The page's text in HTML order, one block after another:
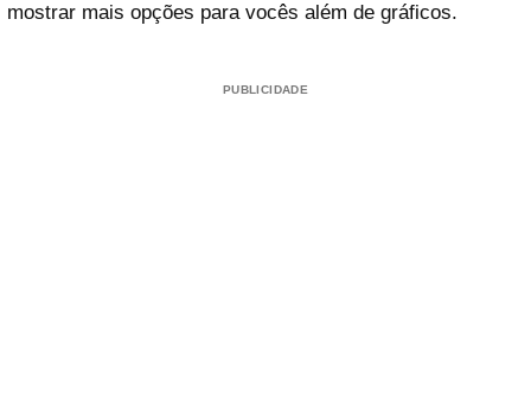
mostrar mais opções para vocês além de gráficos.
PUBLICIDADE